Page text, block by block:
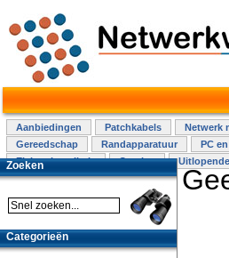
Aanbiedingen Patchkabels Netwerk
Gereedschap
Randapparatuur PC
Elektra installatie
Overige
Zoeken
Categorieën